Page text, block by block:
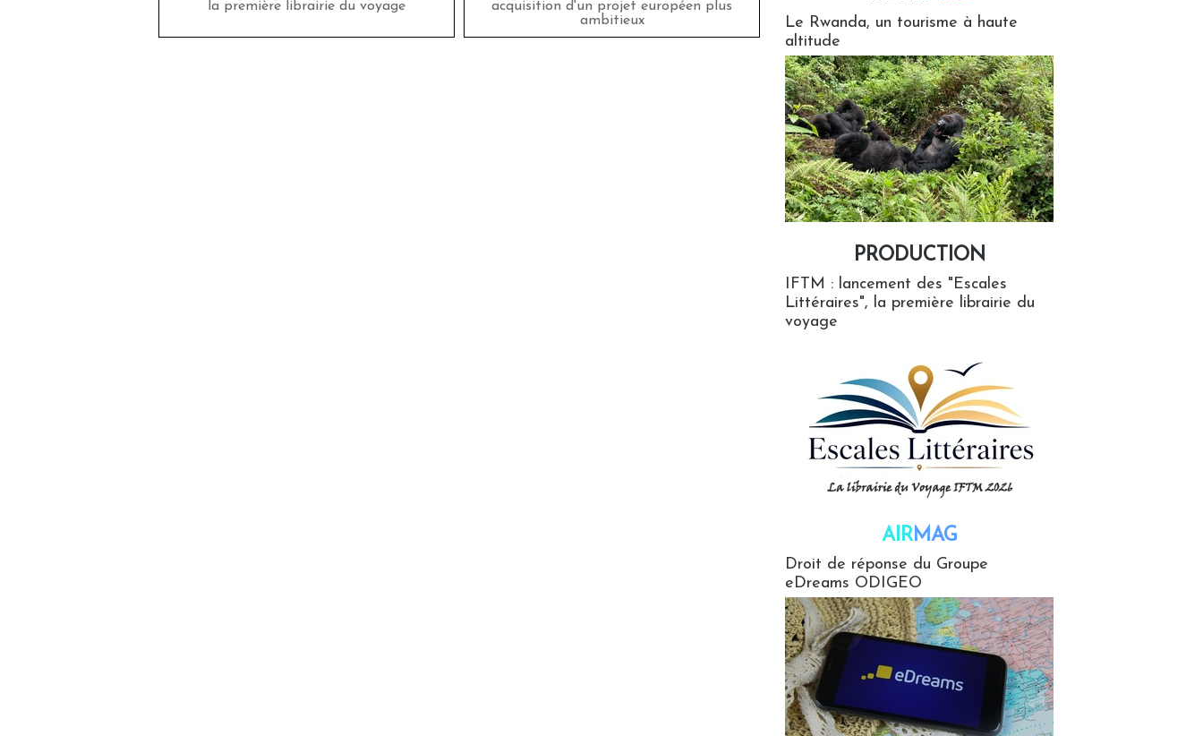
la première librairie du voyage
acquisition d'un projet européen plus
ambitieux
Le Rwanda, un tourisme à haute
altitude
PRODUCTION
IFTM : lancement des "Escales
Littéraires", la première librairie du
voyage
AIRMAG
Droit de réponse du Groupe
eDreams ODIGEO